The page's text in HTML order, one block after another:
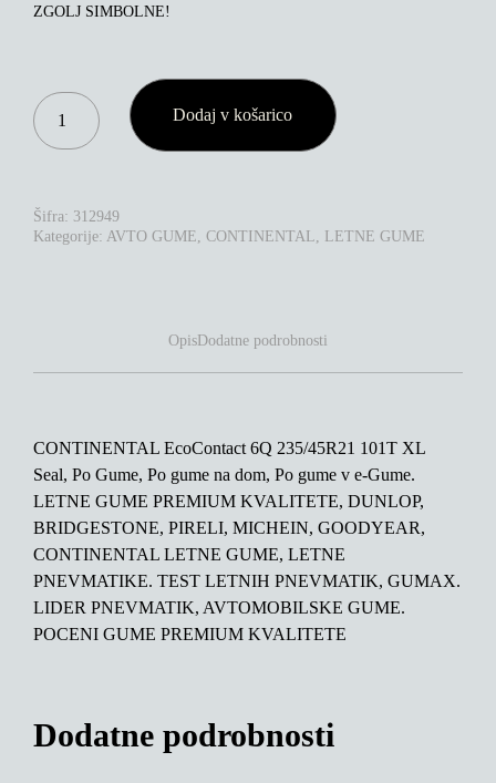
ZGOLJ SIMBOLNE!
CONTINENTAL
ECOCONTACT
6Q
SEAL
KOLIČINA
Dodaj v košarico
Šifra: 312949
Kategorije: AVTO GUME, CONTINENTAL, LETNE GUME
OpisDodatne podrobnosti
CONTINENTAL EcoContact 6Q 235/45R21 101T XL
Seal, Po Gume, Po gume na dom, Po gume v e-Gume.
LETNE GUME PREMIUM KVALITETE, DUNLOP,
BRIDGESTONE, PIRELI, MICHEIN, GOODYEAR,
CONTINENTAL LETNE GUME, LETNE
PNEVMATIKE. TEST LETNIH PNEVMATIK, GUMAX.
LIDER PNEVMATIK, AVTOMOBILSKE GUME.
POCENI GUME PREMIUM KVALITETE
Dodatne podrobnosti